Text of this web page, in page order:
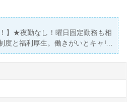
】★夜勤なし！曜日固定勤務も相
と福利厚生。働きがいとキャリ
る職場です！ ★家事や育児と両立
フが多数★ ■施設見学も随時受付
ください。